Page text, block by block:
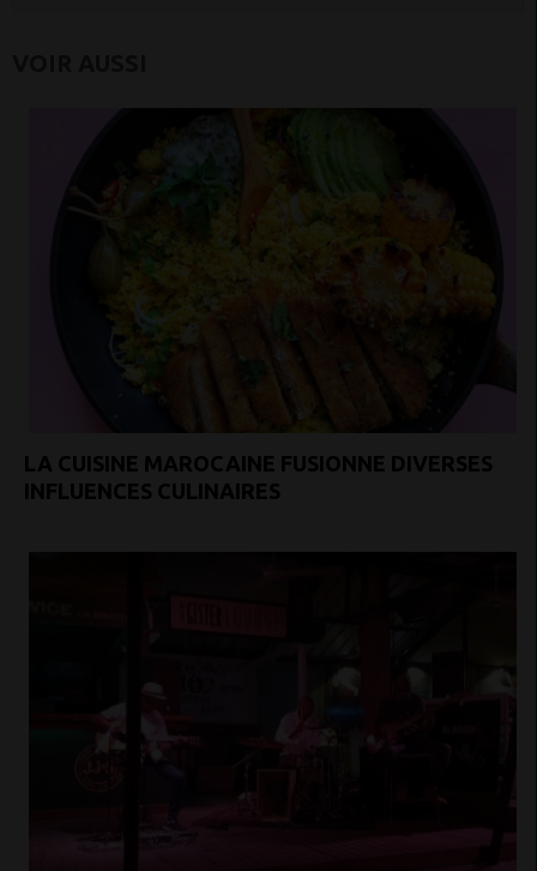
LA CUISINE MAROCAINE FUSIONNE DIVERSES
INFLUENCES CULINAIRES